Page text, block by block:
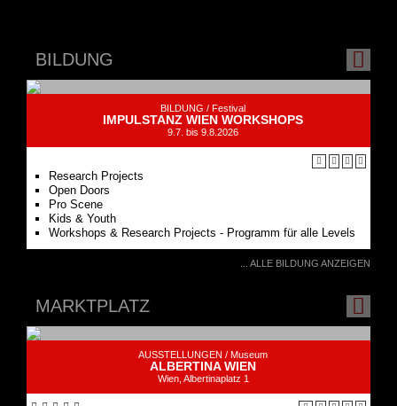
IMPULSTANZ WIEN WORKSHOPS
Research Projects
Pro Scene
Workshops & Research Projects - Programm für alle Levels
MARKTPLATZ
AUSSTELLUNGEN /
Albertina Online-Shop
... ALLE MARKTPLATZ ANZEIGEN